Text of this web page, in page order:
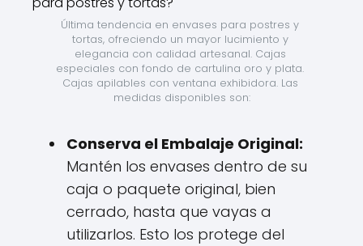
Última tendencia en envases para postres y
tortas, ofreciendo un mayor lucimiento y
elegancia con calidad artesanal. Cajas
especiales con fondo de cartulina oro y plata.
Cajas apilables con ventana exhibidora. Las
medidas disponibles son:
Conserva el Embalaje Original:
Mantén los envases dentro de su
caja o paquete original, bien
cerrado, hasta que vayas a
utilizarlos. Esto los protege del